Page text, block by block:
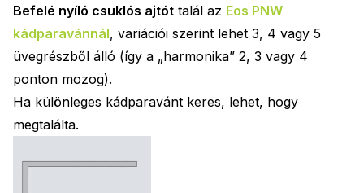
Befelé nyíló csuklós ajtót talál az Eos PNW
kádparavánnál, variációi szerint lehet 3, 4 vagy 5
üvegrészből álló (így a „harmonika” 2, 3 vagy 4
ponton mozog).
Ha különleges kádparavánt keres, lehet, hogy
megtalálta.